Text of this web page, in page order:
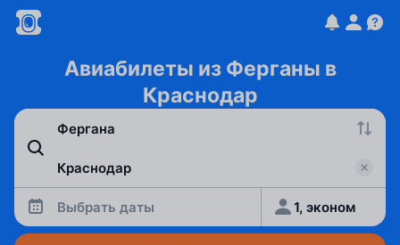
Авиабилеты из Ферганы в
Краснодар
Выбрать даты 1, эконом